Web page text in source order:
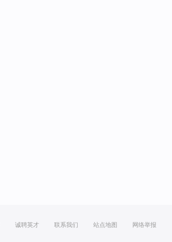
诚聘英才 联系我们 站点地图 网络举报